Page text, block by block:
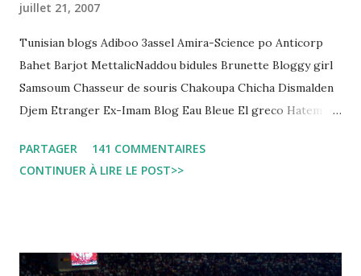
juillet 21, 2007
Tunisian blogs Adiboo 3assel Amira-Science po Anticorp
Bahet Barjot MettalicNaddou bidules Brunette Bloggy girl
Samsoum Chasseur de souris Chakoupa Chicha Dismalden
Djem Etranger Ex-Imam Blog Eau Bleue El greco Hatem
Leila fi amarikia Little Sarah American girl Massir mots a
dire Mouch ex Mazzika Tun...
PARTAGER
141 COMMENTAIRES
CONTINUER À LIRE LE POST>>